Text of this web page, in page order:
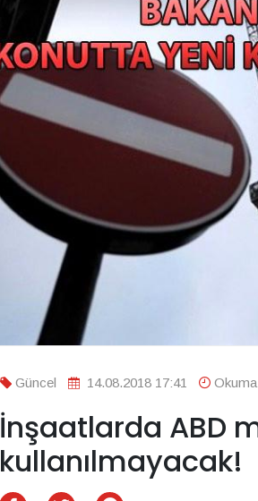
Güncel 14.08.2018 17:41
İnşaatlarda ABD
kullanılmayacak!